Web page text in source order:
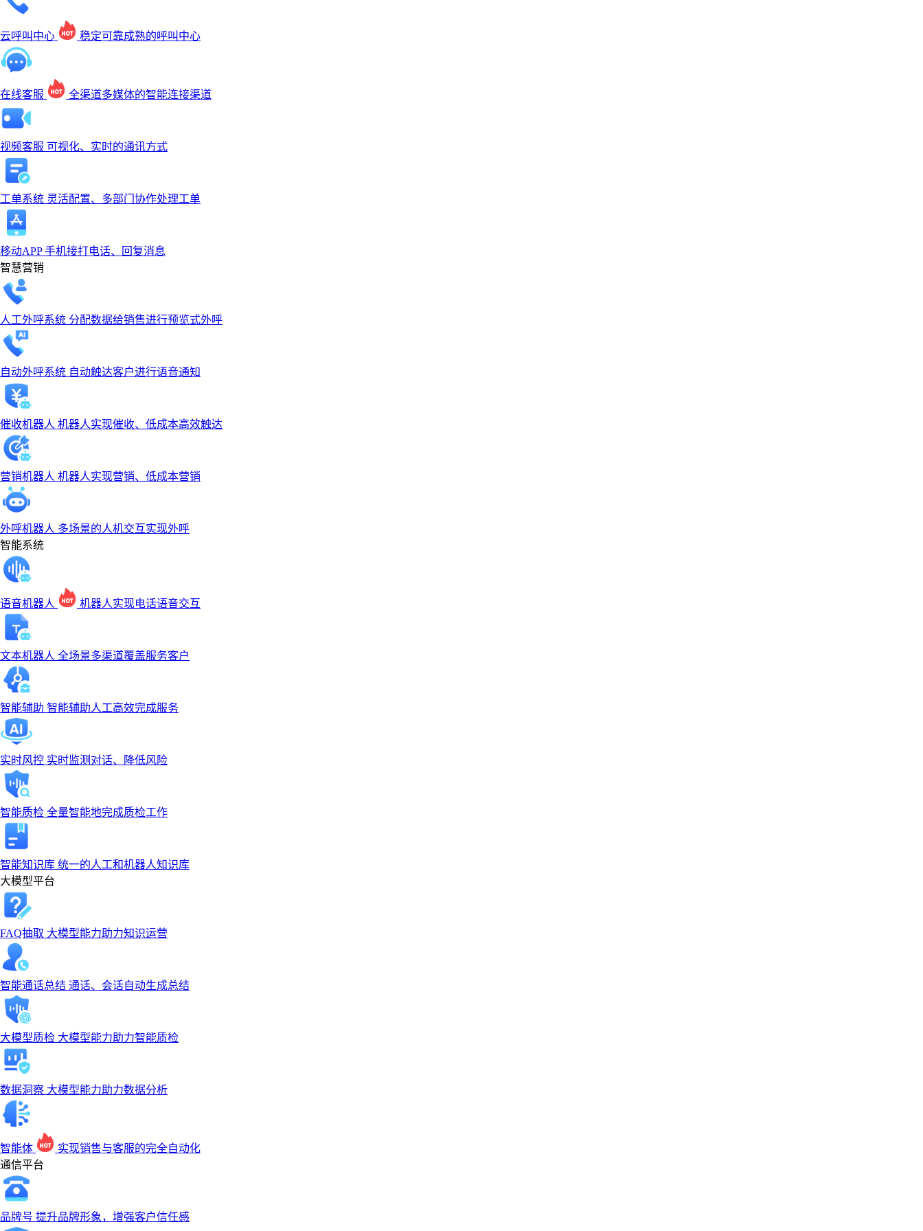
云呼叫中心 稳定可靠成熟的呼叫中心
在线客服 全渠道多媒体的智能连接渠道
视频客服 可视化、实时的通讯方式
工单系统 灵活配置、多部门协作处理工单
移动APP手机接打电话、回复消息
智慧营销
人工外呼系统 分配数据给销售进行预览式外呼
自动外呼系统 自动触达客户进行语音通知
催收机器人 机器人实现催收、低成本高效触达
营销机器人 机器人实现营销、低成本营销
外呼机器人 多场景的人机交互实现外呼
智能系统
语音机器人 机器人实现电话语音交互
文本机器人 全场景多渠道覆盖服务客户
智能辅助 智能辅助人工高效完成服务
实时风控 实时监测对话、降低风险
智能质检 全量智能地完成质检工作
智能知识库 统一的人工和机器人知识库
大模型平台
FAQ抽取 大模型能力助力知识运营
智能通话总结 通话、会话自动生成总结
大模型质检 大模型能力助力智能质检
数据洞察 大模型能力助力数据分析
智能体
实现销售与客服的完全自动化
通信平台
品牌号 提升品牌形象，增强客户信任感